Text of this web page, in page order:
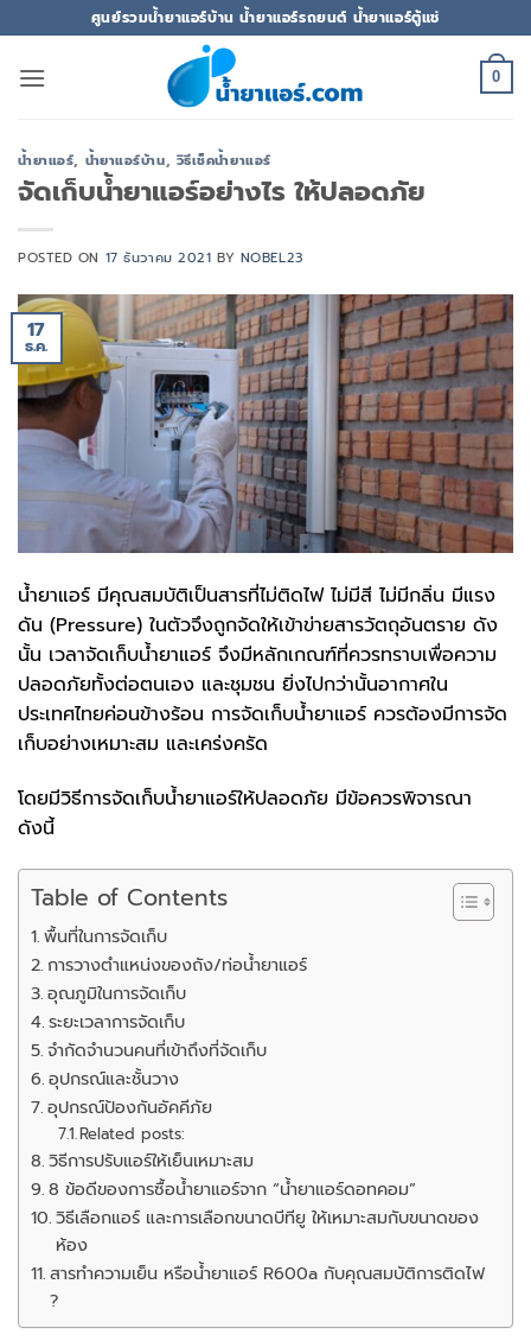
ไป
ยัง
ศูนย์รวมน้ำยาแอร์บ้าน น้ำยาแอร์รถยนต์ น้ำยาแอร์ตู้แช่
0
น้ำยาแอร์, น้ำยาแอร์บ้าน, วิธีเช็คน้ำยาแอร์
จัดเก็บน้ำยาแอร์อย่างไร ให้ปลอดภัย
POSTED ON 17 ธันวาคม 2021 BY NOBEL23
17
ธ.ค.
น้ำยาแอร์ มีคุณสมบัติเป็นสารที่ไม่ติดไฟ ไม่มีสี ไม่มีกลิ่น มีแรง
ดัน (Pressure) ในตัวจึงถูกจัดให้เข้าข่ายสารวัตถุอันตราย ดัง
นั้น เวลาจัดเก็บน้ำยาแอร์ จึงมีหลักเกณฑ์ที่ควรทราบเพื่อความ
ปลอดภัยทั้งต่อตนเอง และชุมชน ยิ่งไปกว่านั้นอากาศใน
ประเทศไทยค่อนข้างร้อน การจัดเก็บน้ำยาแอร์ ควรต้องมีการจัด
เก็บอย่างเหมาะสม และเคร่งครัด
โดยมีวิธีการจัดเก็บน้ำยาแอร์ให้ปลอดภัย มีข้อควรพิจารณา
ดังนี้
Table of Contents
พื้นที่ในการจัดเก็บ
การวางตำแหน่งของถัง/ท่อน้ำยาแอร์
อุณภูมิในการจัดเก็บ
ระยะเวลาการจัดเก็บ
จำกัดจำนวนคนที่เข้าถึงที่จัดเก็บ
อุปกรณ์และชั้นวาง
อุปกรณ์ป้องกันอัคคีภัย
Related posts:
วิธีการปรับแอร์ให้เย็นเหมาะสม
8 ข้อดีของการซื้อน้ำยาแอร์จาก “น้ำยาแอร์ดอทคอม”
วิธีเลือกแอร์ และการเลือกขนาดบีทียู ให้เหมาะสมกับขนาดของ
ห้อง
สารทำความเย็น หรือน้ำยาแอร์ R600a กับคุณสมบัติการติดไฟ
?